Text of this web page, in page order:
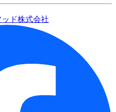
ド株式会社